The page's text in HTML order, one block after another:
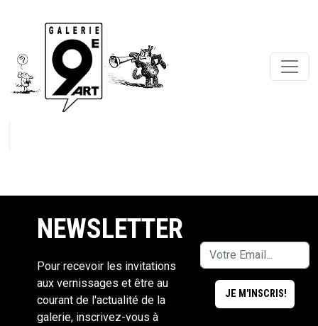
NEWSLETTER
Pour recevoir les invitations
aux vernissages et être au
courant de l'actualité de la
galerie, inscrivez-vous à